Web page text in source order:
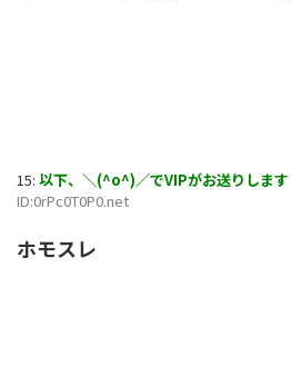
15: 以下、＼(^o^)／でVIPがお送りします
ID:0rPc0T0P0.net
ホモスレ